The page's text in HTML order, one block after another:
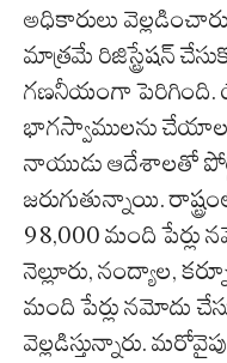
అధికారులు
మాత్రమే రిజిస్ట్రేషన్
గణనీయంగా
భాగస్వాములను
నాయుడు ఆదేశాలతో
జరుగుతున్నాయి.
98,000 మంది పేర్లు
నెల్లూరు, నంద్యాల,
మంది పేర్లు నమోదు
వెల్లడిస్తున్నారు.